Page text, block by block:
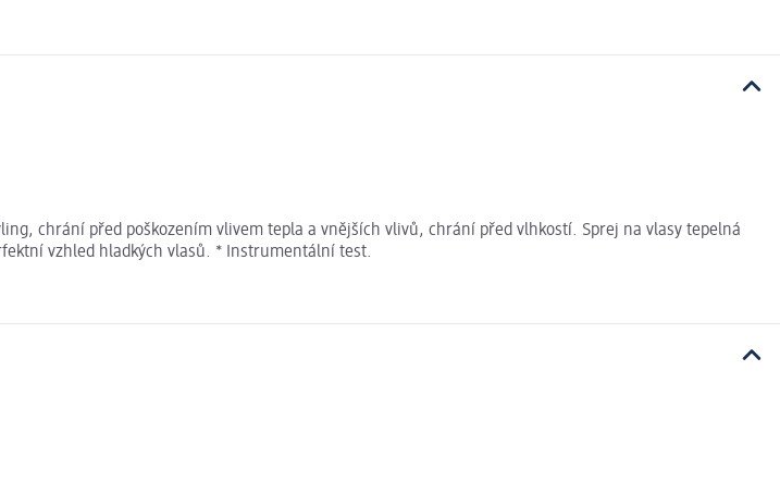
chrání před poškozením vlivem tepla a vnějších vlivů, chrání před vlhkostí. Sprej na vlasy tepelná
vzhled hladkých vlasů. * Instrumentální test.